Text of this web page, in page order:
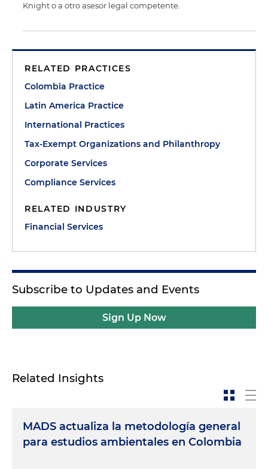
Knight o a otro asesor legal competente.
RELATED PRACTICES
Colombia Practice
Latin America Practice
International Practices
Tax-Exempt Organizations and Philanthropy
Corporate Services
Compliance Services
RELATED INDUSTRY
Financial Services
Subscribe to Updates and Events
Sign Up Now
Related Insights
MADS actualiza la metodología general
para estudios ambientales en Colombia